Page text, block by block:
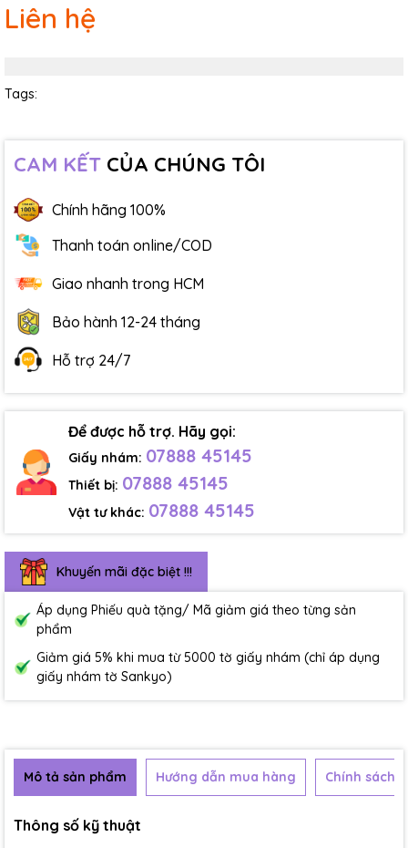
Liên hệ
Tags:
CAM KẾT CỦA CHÚNG TÔI
Chính hãng 100%
Thanh toán online/COD
Giao nhanh trong HCM
Bảo hành 12-24 tháng
Hỗ trợ 24/7
Để được hỗ trợ. Hãy gọi:
Giấy nhám: 07888 45145
Thiết bị: 07888 45145
Vật tư khác: 07888 45145
Khuyến mãi đặc biệt !!!
Áp dụng Phiếu quà tặng/ Mã giảm giá theo từng sản
phẩm
Giảm giá 5% khi mua từ 5000 tờ giấy nhám (chỉ áp dụng
giấy nhám tờ Sankyo)
Mô tả sản phẩm Hướng dẫn mua hàng Chính sách
Thông số kỹ thuật